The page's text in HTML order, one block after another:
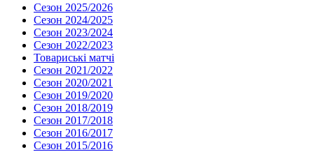
Сезон 2025/2026
Сезон 2024/2025
Сезон 2023/2024
Сезон 2022/2023
Товариські матчі
Сезон 2021/2022
Сезон 2020/2021
Сезон 2019/2020
Сезон 2018/2019
Сезон 2017/2018
Сезон 2016/2017
Сезон 2015/2016